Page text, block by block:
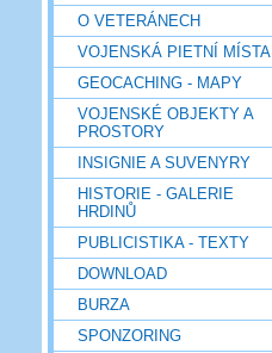
O VETERÁNECH
VOJENSKÁ PIETNÍ MÍSTA
GEOCACHING - MAPY
VOJENSKÉ OBJEKTY A
PROSTORY
INSIGNIE A SUVENYRY
HISTORIE - GALERIE
HRDINŮ
PUBLICISTIKA - TEXTY
DOWNLOAD
BURZA
SPONZORING